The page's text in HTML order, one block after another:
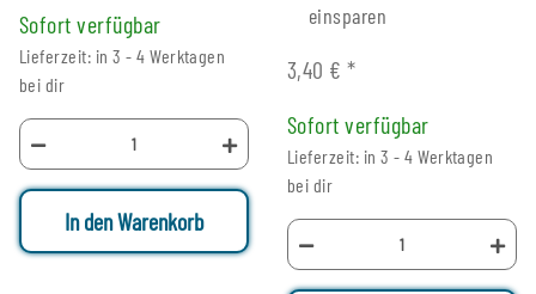
Sofort verfügbar
Lieferzeit: in 3 - 4 Werktagen
bei dir
In den Warenkorb
einsparen
3,40 €*
Sofort verfügbar
Lieferzeit: in 3 - 4 Werktagen
bei dir